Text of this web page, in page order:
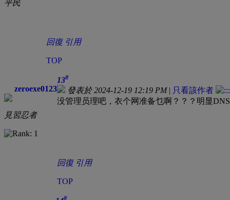
平民
回復 引用
TOP
zeroexe0123
見習忍者
13#
發表於 2024-12-19 12:19 PM| 只看該作者
没管理员理吧，衣个网准备乜啊？？？明显
回復 引用
TOP
#